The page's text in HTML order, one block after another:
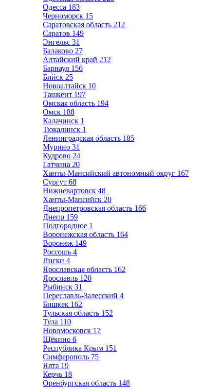
Одесса 183
Черноморск 15
Саратовская область 212
Саратов 149
Энгельс 31
Балаково 27
Алтайский край 212
Барнаул 156
Бийск 25
Новоалтайск 10
Ташкент 197
Омская область 194
Омск 188
Калачинск 1
Тюкалинск 1
Ленинградская область 185
Мурино 31
Кудрово 24
Гатчина 20
Ханты-Мансийский автономный округ 167
Сургут 68
Нижневартовск 48
Ханты-Мансийск 20
Днепропетровская область 166
Днепр 159
Подгородное 1
Воронежская область 164
Воронеж 149
Россошь 4
Лиски 4
Ярославская область 162
Ярославль 120
Рыбинск 31
Переславль-Залесский 4
Бишкек 162
Тульская область 152
Тула 110
Новомосковск 17
Щёкино 6
Республика Крым 151
Симферополь 75
Ялта 19
Керчь 18
Оренбургская область 148